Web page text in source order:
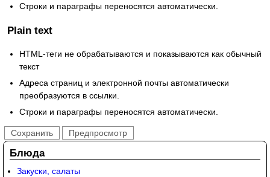
Строки и параграфы переносятся автоматически.
Plain text
HTML-теги не обрабатываются и показываются как обычный
текст
Адреса страниц и электронной почты автоматически
преобразуются в ссылки.
Строки и параграфы переносятся автоматически.
Блюда
Закуски, салаты